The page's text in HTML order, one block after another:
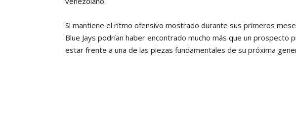
Si mantiene el ritmo ofensivo mostrado durante sus primeros
Blue Jays podrían haber encontrado mucho más que un prospecto
estar frente a una de las piezas fundamentales de su próxima